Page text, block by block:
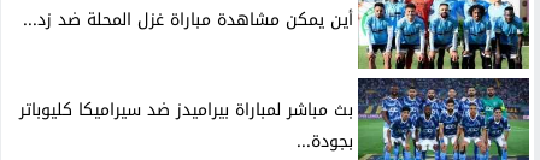
أين يمكن مشاهدة مباراة غزل المحلة ضد زد...
بث مباشر لمباراة بيراميدز ضد سيراميكا كليوباتر
بجودة...